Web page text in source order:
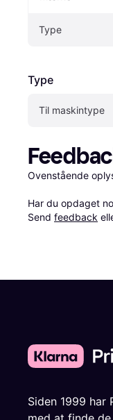
Type
Type
Til maskintype
Ovenstående
Har du opdaget
Send feedback
Siden 1999 har